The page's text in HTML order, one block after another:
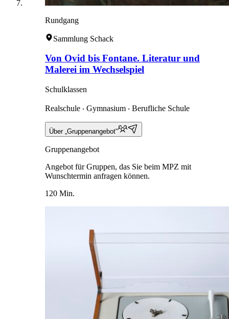
Rundgang
Sammlung Schack
Von Ovid bis Fontane. Literatur und
Malerei im Wechselspiel
Schulklassen
Realschule ‧ Gymnasium ‧ Berufliche Schule
Über „Gruppenangebot“
Gruppenangebot
Angebot für Gruppen, das Sie beim MPZ mit
Wunschtermin anfragen können.
120 Min.